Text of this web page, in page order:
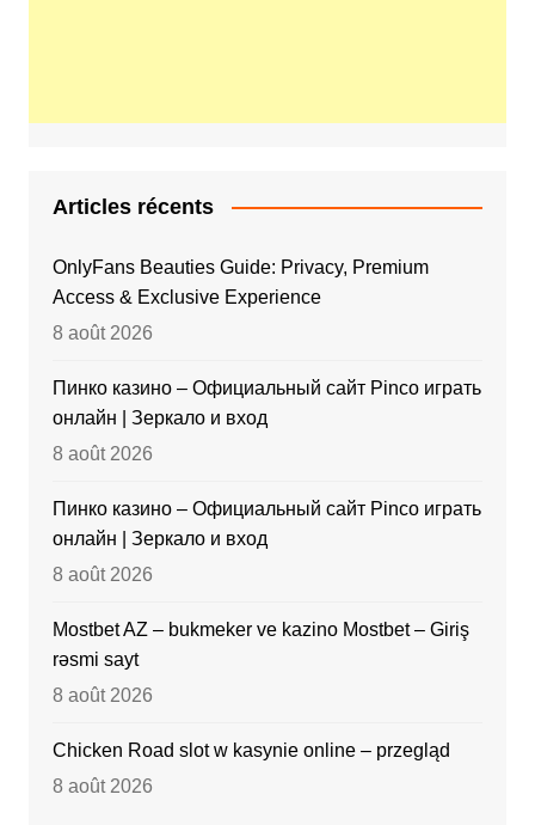
Articles récents
OnlyFans Beauties Guide: Privacy, Premium
Access & Exclusive Experience
8 août 2026
Пинко казино – Официальный сайт Pinco играть
онлайн | Зеркало и вход
8 août 2026
Пинко казино – Официальный сайт Pinco играть
онлайн | Зеркало и вход
8 août 2026
Mostbet AZ – bukmeker ve kazino Mostbet – Giriş
rəsmi sayt
8 août 2026
Chicken Road slot w kasynie online – przegląd
8 août 2026